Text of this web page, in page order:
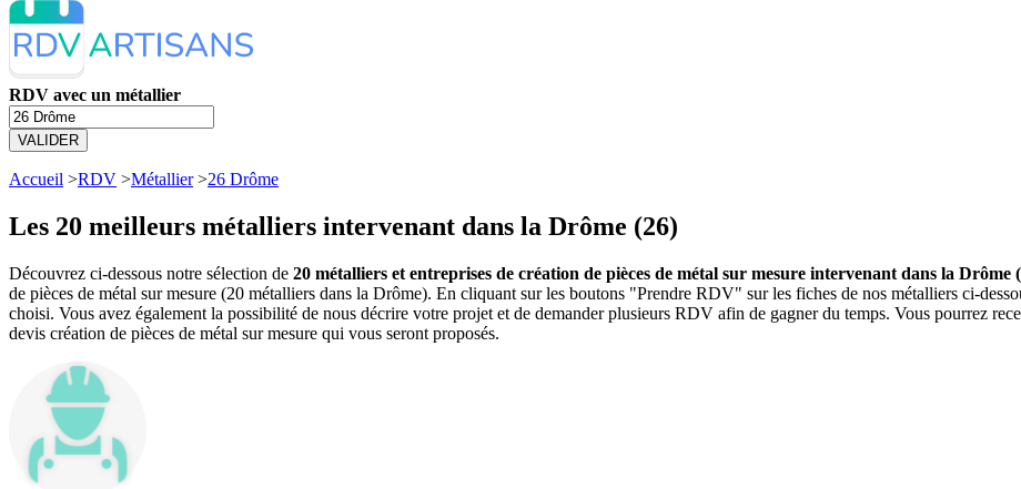
RDV avec un métallier
VALIDER
Accueil >RDV >Métallier>26 Drôme
Les 20 meilleurs métalliers intervenant dans la Drôme (26)
Découvrez ci-dessous notre sélection de 20 métalliers et entreprises de création de pièces de métal sur mesure intervenant dans la Drôme
de pièces de métal sur mesure (20 métalliers dans la Drôme). En cliquant sur les boutons "Prendre RDV" sur les fiches de nos métalliers ci-
choisi. Vous avez également la possibilité de nous décrire votre projet et de demander plusieurs RDV afin de gagner du temps. Vous pourrez
devis création de pièces de métal sur mesure qui vous seront proposés.